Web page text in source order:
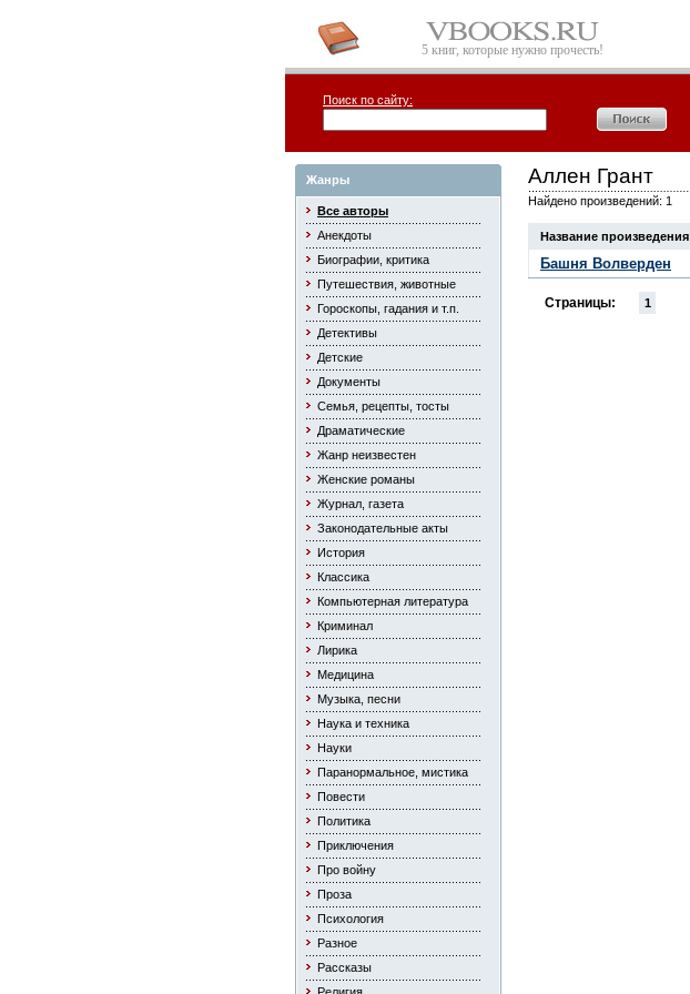
5 книг, которые нужно прочесть!
Поиск по сайту:
Жанры
Все авторы
Анекдоты
Биографии, критика
Путешествия, животные
Гороскопы, гадания и т.п.
Детективы
Детские
Документы
Семья, рецепты, тосты
Драматические
Жанр неизвестен
Женские романы
Журнал, газета
Законодательные акты
История
Классика
Компьютерная литература
Криминал
Лирика
Медицина
Музыка, песни
Наука и техника
Науки
Паранормальное, мистика
Повести
Политика
Приключения
Про войну
Проза
Психология
Разное
Рассказы
Аллен Грант
Найдено произведений: 1
Название произведения
Башня Волверден
Страницы: 1